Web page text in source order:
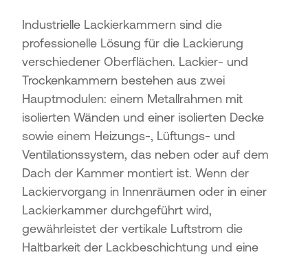
Industrielle Lackierkammern sind die
professionelle Lösung für die Lackierung
verschiedener Oberflächen. Lackier- und
Trockenkammern bestehen aus zwei
Hauptmodulen: einem Metallrahmen mit
isolierten Wänden und einer isolierten Decke
sowie einem Heizungs-, Lüftungs- und
Ventilationssystem, das neben oder auf dem
Dach der Kammer montiert ist. Wenn der
Lackiervorgang in Innenräumen oder in einer
Lackierkammer durchgeführt wird,
gewährleistet der vertikale Luftstrom die
Haltbarkeit der Lackbeschichtung und eine